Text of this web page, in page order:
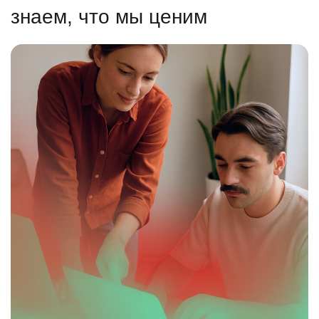
знаем, что мы ценим